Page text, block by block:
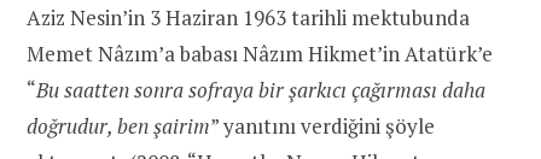
Aziz Nesin’in 3 Haziran 1963 tarihli mektubunda
Memet Nâzım’a babası Nâzım Hikmet’in Atatürk’e
“Bu saatten sonra sofraya bir şarkıcı çağırması daha
doğrudur, ben şairim” yanıtını verdiğini şöyle